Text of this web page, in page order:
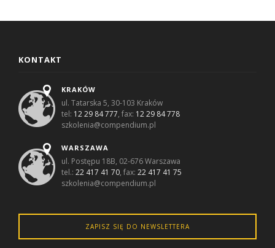
KONTAKT
KRAKÓW
ul. Tatarska 5, 30-103 Kraków
tel: 12 29 84 777, fax: 12 29 84 778
szkolenia@compendium.pl
WARSZAWA
ul. Postępu 18B, 02-676 Warszawa
tel.:22 417 41 70, fax:22 417 41 75
szkolenia@compendium.pl
ZAPISZ SIĘ DO NEWSLETTERA